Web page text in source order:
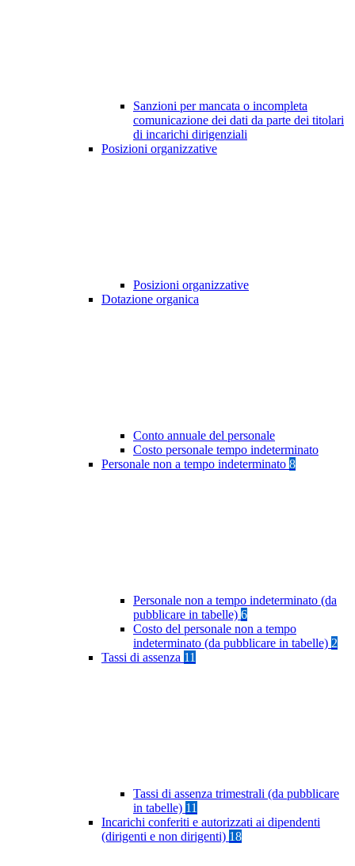
Sanzioni per mancata o incompleta
comunicazione dei dati da parte dei titolari
di incarichi dirigenziali
Posizioni organizzative
Posizioni organizzative
Dotazione organica
Conto annuale del personale
Costo personale tempo indeterminato
Personale non a tempo indeterminato 8
Personale non a tempo indeterminato (da
pubblicare in tabelle) 6
Costo del personale non a tempo
indeterminato (da pubblicare in tabelle) 2
Tassi di assenza 11
Tassi di assenza trimestrali (da pubblicare
in tabelle) 11
Incarichi conferiti e autorizzati ai dipendenti
(dirigenti e non dirigenti) 18